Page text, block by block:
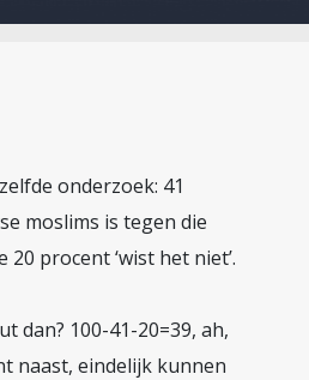
onderzoek: 41
moslims is tegen die
procent ‘wist het niet’.
dan? 100-41-20=39, ah,
naast, eindelijk kunnen